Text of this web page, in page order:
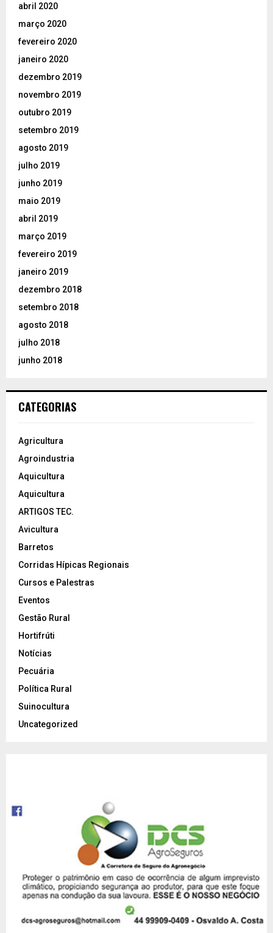
abril 2020
março 2020
fevereiro 2020
janeiro 2020
dezembro 2019
novembro 2019
outubro 2019
setembro 2019
agosto 2019
julho 2019
junho 2019
maio 2019
abril 2019
março 2019
fevereiro 2019
janeiro 2019
dezembro 2018
setembro 2018
agosto 2018
julho 2018
junho 2018
CATEGORIAS
Agricultura
Agroindustria
Aquicultura
Aquicultura
ARTIGOS TEC.
Avicultura
Barretos
Corridas Hípicas Regionais
Cursos e Palestras
Eventos
Gestão Rural
Hortifrúti
Notícias
Pecuária
Política Rural
Suinocultura
Uncategorized